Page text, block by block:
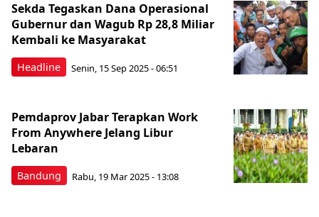
Headline
Sekda Tegaskan Dana Operasional
Gubernur dan Wagub Rp 28,8 Miliar
Kembali ke Masyarakat
Senin, 15 Sep 2025 - 06:51
Bandung
Pemdaprov Jabar Terapkan Work
From Anywhere Jelang Libur
Lebaran
Rabu, 19 Mar 2025 - 13:08